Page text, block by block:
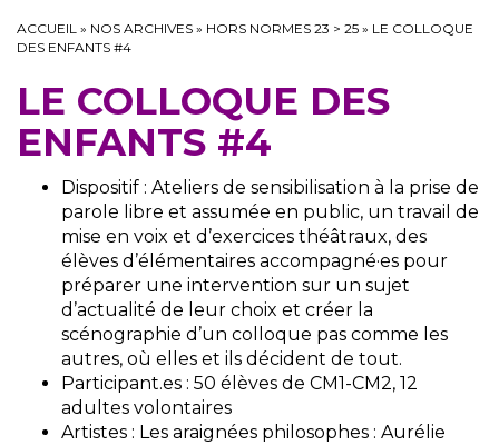
ACCUEIL » NOS ARCHIVES » HORS NORMES 23 > 25 » LE COLLOQUE
DES ENFANTS #4
LE COLLOQUE DES
ENFANTS #4
Dispositif : Ateliers de sensibilisation à la prise de
parole libre et assumée en public, un travail de
mise en voix et d’exercices théâtraux, des
élèves d’élémentaires accompagné·es pour
préparer une intervention sur un sujet
d’actualité de leur choix et créer la
scénographie d’un colloque pas comme les
autres, où elles et ils décident de tout.
Participant.es : 50 élèves de CM1-CM2, 12
adultes volontaires
Artistes : Les araignées philosophes : Aurélie